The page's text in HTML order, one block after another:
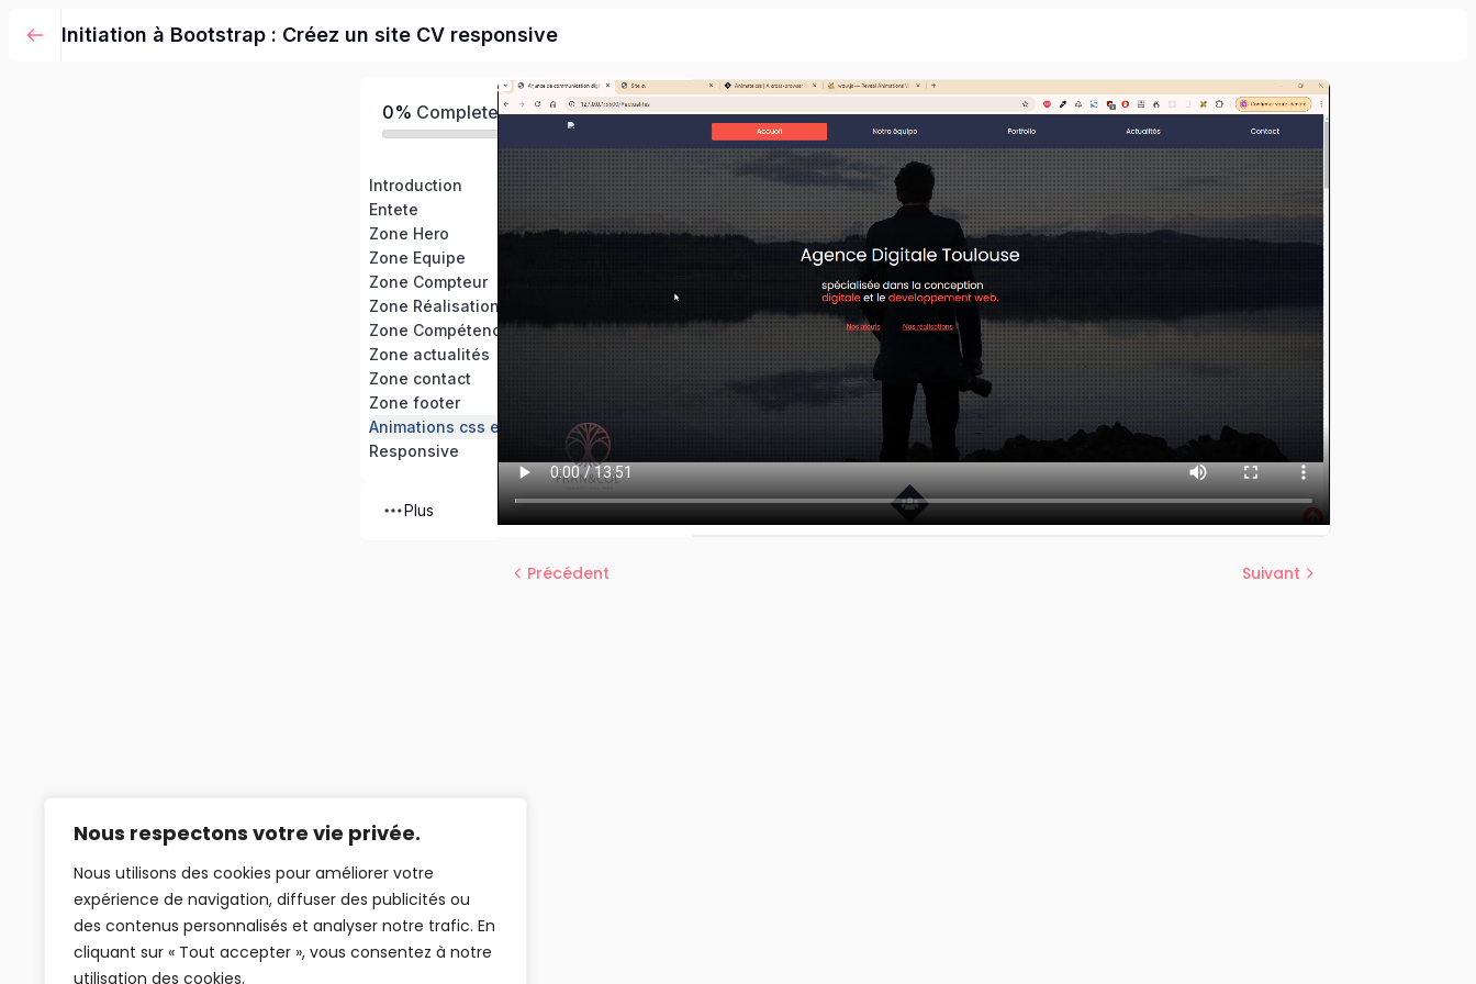
Nous respectons votre vie privée.
Nous utilisons des cookies pour améliorer votre
expérience de navigation, diffuser des publicités ou
des contenus personnalisés et analyser notre trafic. En
cliquant sur « Tout accepter », vous consentez à notre
utilisation des cookies.
Initiation à Bootstrap : Créez un site CV responsive
0% Completed
Introduction
Entete
Zone Hero
Zone Equipe
Zone Compteur
Zone Réalisations
Zone Compétences
Zone actualités
Zone contact
Zone footer
Animations css et js
Responsive
Plus
Précédent Suivant